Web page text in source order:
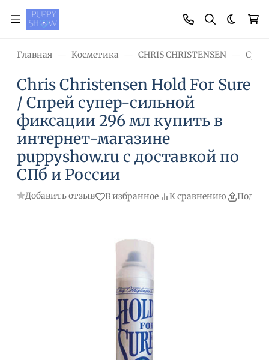
Главная Косметика CHRIS CHRISTENSEN
Chris Christensen Hold For Sure
/ Спрей супер-сильной
фиксации 296 мл купить в
интернет-магазине
puppyshow.ru с доставкой по
СПб и России
Добавить отзыв В избранное К сравнению